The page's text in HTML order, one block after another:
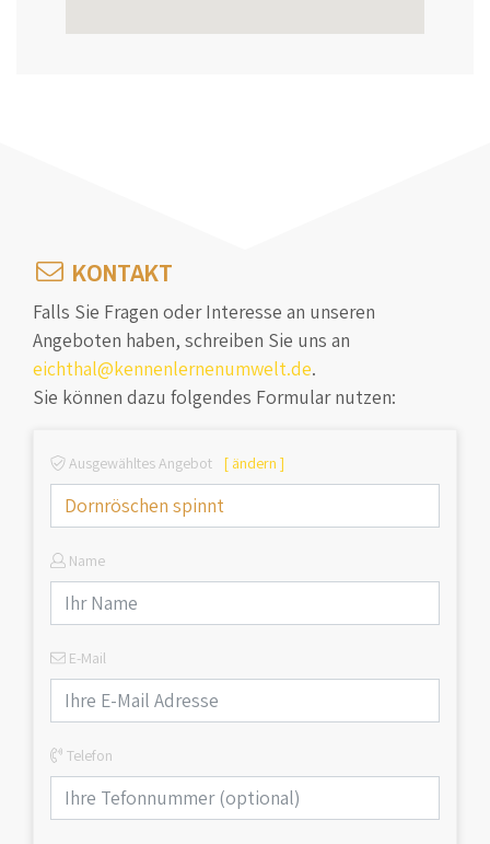
KONTAKT
Falls Sie Fragen oder Interesse an unseren
Angeboten haben, schreiben Sie uns an
eichthal@kennenlernenumwelt.de.
Sie können dazu folgendes Formular nutzen:
Ausgewähltes Angebot [ ändern ]
Name
E-Mail
Telefon